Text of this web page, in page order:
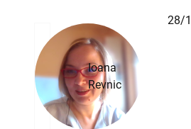
Ioana
Revnic
28/